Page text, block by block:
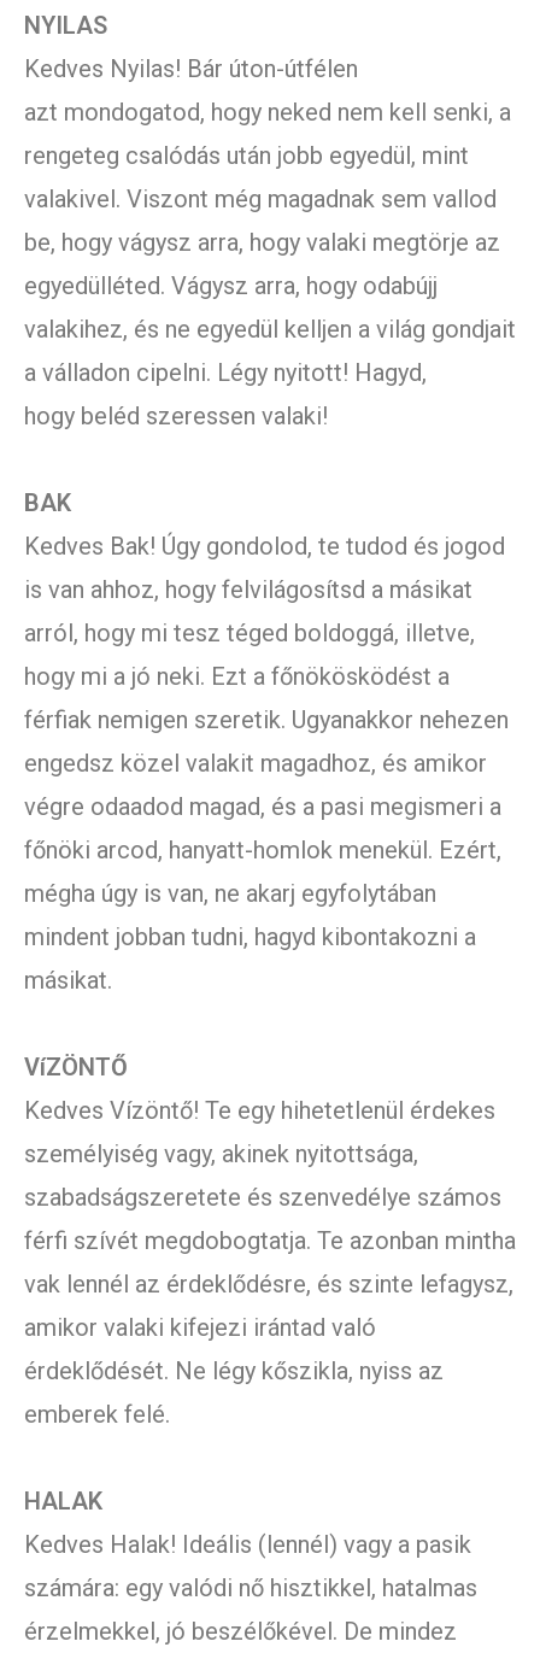
NYILAS
Kedves Nyilas! Bár úton-útfélen
azt mondogatod, hogy neked nem kell senki, a
rengeteg csalódás után jobb egyedül, mint
valakivel. Viszont még magadnak sem vallod
be, hogy vágysz arra, hogy valaki megtörje az
egyedülléted. Vágysz arra, hogy odabújj
valakihez, és ne egyedül kelljen a világ gondjait
a válladon cipelni. Légy nyitott! Hagyd,
hogy beléd szeressen valaki!
BAK
Kedves Bak! Úgy gondolod, te tudod és jogod
is van ahhoz, hogy felvilágosítsd a másikat
arról, hogy mi tesz téged boldoggá, illetve,
hogy mi a jó neki. Ezt a főnökösködést a
férfiak nemigen szeretik. Ugyanakkor nehezen
engedsz közel valakit magadhoz, és amikor
végre odaadod magad, és a pasi megismeri a
főnöki arcod, hanyatt-homlok menekül. Ezért,
mégha úgy is van, ne akarj egyfolytában
mindent jobban tudni, hagyd kibontakozni a
másikat.
VíZÖNTŐ
Kedves Vízöntő! Te egy hihetetlenül érdekes
személyiség vagy, akinek nyitottsága,
szabadságszeretete és szenvedélye számos
férfi szívét megdobogtatja. Te azonban mintha
vak lennél az érdeklődésre, és szinte lefagysz,
amikor valaki kifejezi irántad való
érdeklődését. Ne légy kőszikla, nyiss az
emberek felé.
HALAK
Kedves Halak! Ideális (lennél) vagy a pasik
számára: egy valódi nő hisztikkel, hatalmas
érzelmekkel, jó beszélőkével. De mindez